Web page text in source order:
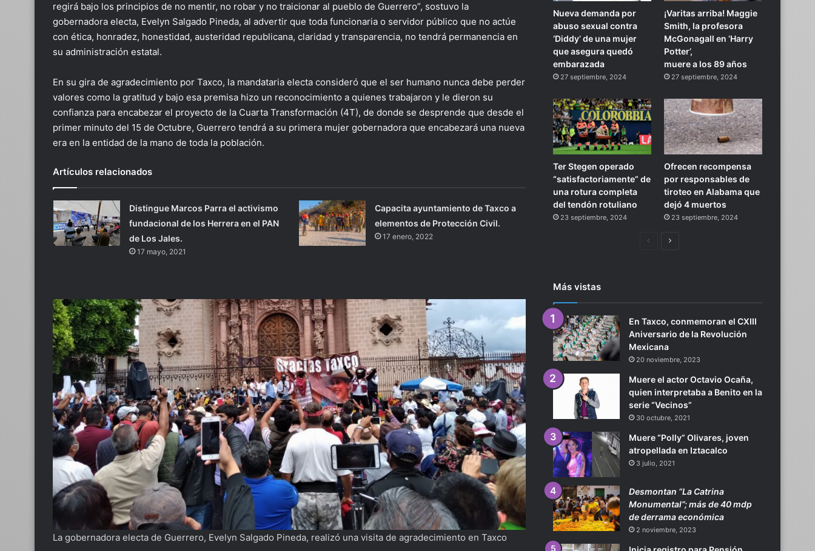
regirá bajo los principios de no mentir, no robar y no traicionar al pueblo de Guerrero”, sostuvo la
gobernadora electa, Evelyn Salgado Pineda, al advertir que toda funcionaria o servidor público que no actúe
con ética, honradez, honestidad, austeridad republicana, claridad y transparencia, no tendrá permanencia en
su administración estatal.
En su gira de agradecimiento por Taxco, la mandataria electa consideró que el ser humano nunca debe perder
valores como la gratitud y bajo esa premisa hizo un reconocimiento a quienes trabajaron y le dieron su
confianza para encabezar el proyecto de la Cuarta Transformación (4T), de donde se desprende que desde el
primer minuto del 15 de Octubre, Guerrero tendrá a su primera mujer gobernadora que encabezará una nueva
era en la entidad de la mano de toda la población.
Artículos relacionados
Distingue Marcos Parra el activismo
fundacional de los Herrera en el PAN
de Los Jales.
17 mayo, 2021
Capacita ayuntamiento de Taxco a
elementos de Protección Civil.
17 enero, 2022
La gobernadora electa de Guerrero, Evelyn Salgado Pineda, realizó una visita de agradecimiento en Taxco
Nueva demanda por
abuso sexual contra
‘Diddy’ de una mujer
que asegura quedó
embarazada
27 septiembre, 2024
¡Varitas arriba! Maggie
Smith, la profesora
McGonagall en ‘Harry
Potter’,
muere a los 89 años
27 septiembre, 2024
Ter Stegen operado
“satisfactoriamente” de
una rotura completa
del tendón rotuliano
23 septiembre, 2024
Ofrecen recompensa
por responsables de
tiroteo en Alabama que
dejó 4 muertos
23 septiembre, 2024
PáginaSiguiente
Más vistas
En Taxco, conmemoran el CXIII
Aniversario de la Revolución
Mexicana
20 noviembre, 2023
Muere el actor Octavio Ocaña,
quien interpretaba a Benito en la
serie “Vecinos”
30 octubre, 2021
Muere “Polly” Olivares, joven
atropellada en Iztacalco
3 julio, 2021
Desmontan “La Catrina
Monumental”; más de 40 mdp
de derrama económica
2 noviembre, 2023